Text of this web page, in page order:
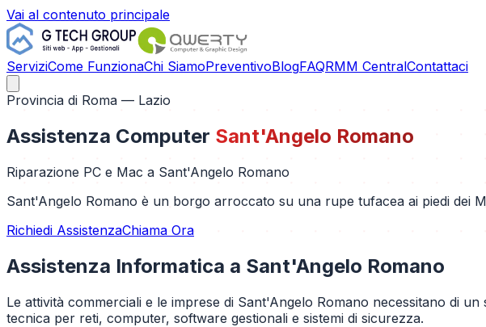
Vai al contenuto principale
ServiziCome FunzionaChi SiamoPreventivoBlogFAQRMM CentralContattaci
Provincia di Roma — Lazio
Assistenza Computer Sant'Angelo Romano
Riparazione PC e Mac a Sant'Angelo Romano
Sant'Angelo Romano è un borgo arroccato su una rupe tufacea ai piedi dei
Richiedi AssistenzaChiama Ora
Assistenza Informatica a Sant'Angelo Romano
Le attività commerciali e le imprese di Sant'Angelo Romano necessitano di
tecnica per reti, computer, software gestionali e sistemi di sicurezza.